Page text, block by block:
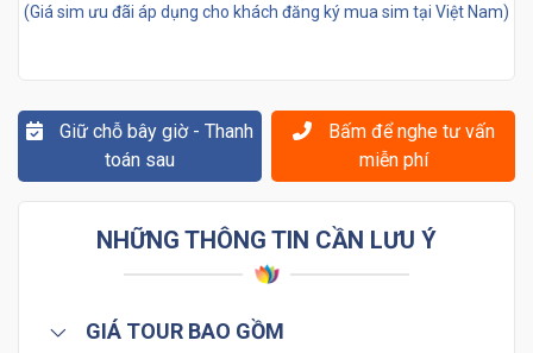
(Giá sim ưu đãi áp dụng cho khách đăng ký mua sim tại Việt Nam)
Giữ chỗ bây giờ - Thanh
toán sau
Bấm để nghe tư vấn
miễn phí
NHỮNG THÔNG TIN CẦN LƯU Ý
GIÁ TOUR BAO GỒM